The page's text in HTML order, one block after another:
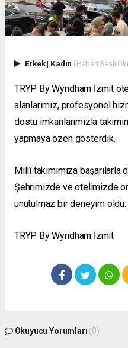
Erkek| Kadın (Haberi Sesli
TRYP By Wyndham İzmit
alanlarımız, profesyonel
dostu imkanlarımızla
yapmaya özen gösterdik.
Millî takımımıza
Şehrimizde ve otelimizde
unutulmaz bir deneyim oldu.
TRYP By Wyndham İzmit
Okuyucu Yorumları (0)